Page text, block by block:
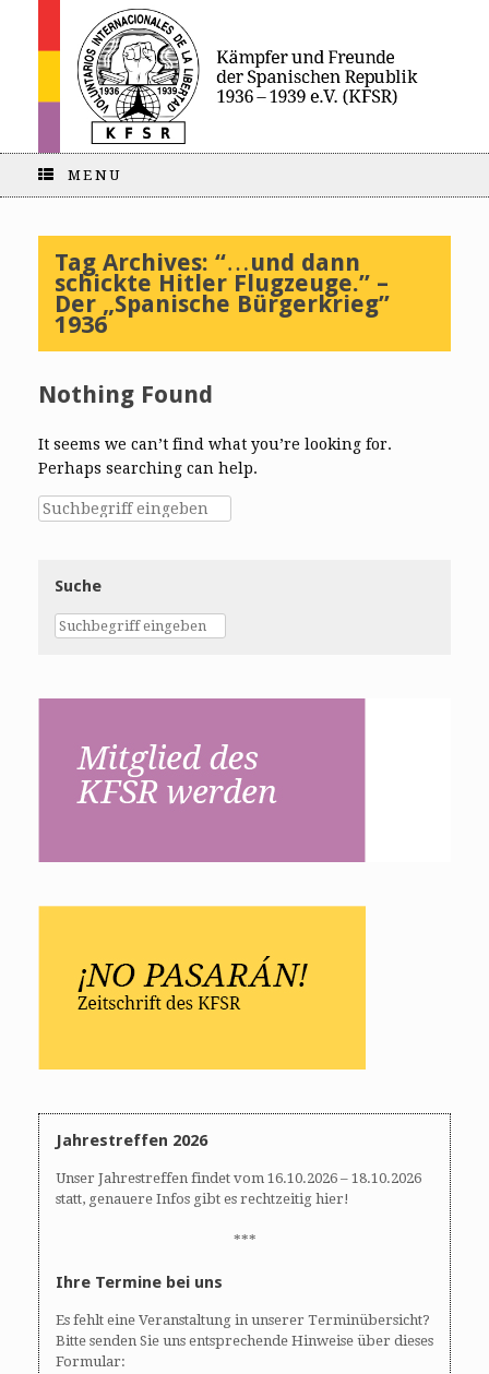
MENU
Tag Archives: “…und dann
schickte Hitler Flugzeuge.” –
Der „Spanische Bürgerkrieg”
1936
Nothing Found
It seems we can’t find what you’re looking for.
Perhaps searching can help.
Suche
Jahrestreffen 2026
Unser Jahrestreffen findet vom 16.10.2026 – 18.10.2026
statt, genauere Infos gibt es rechtzeitig hier!
***
Ihre Termine bei uns
Es fehlt eine Veranstaltung in unserer Terminübersicht?
Bitte senden Sie uns entsprechende Hinweise über dieses
Formular: